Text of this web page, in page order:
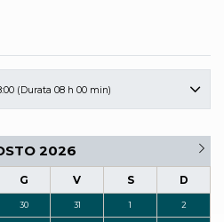
(Durata 08 h 00 min)
2026
G V S D
30 31 1 2